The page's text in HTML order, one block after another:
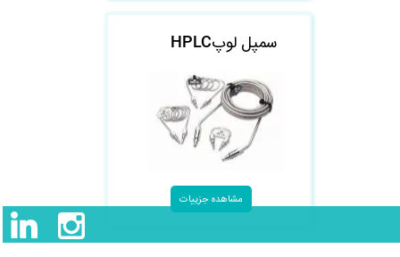
سمپل لوپHPLC
مشاهده جزییات